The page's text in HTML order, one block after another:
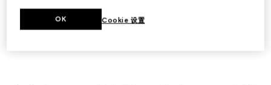
Cookie 设置
OK